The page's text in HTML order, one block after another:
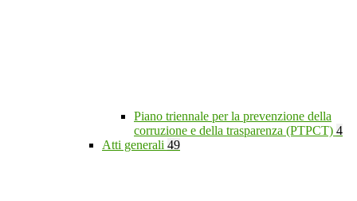
Piano triennale per la prevenzione della
corruzione e della trasparenza (PTPCT) 4
Atti generali 49